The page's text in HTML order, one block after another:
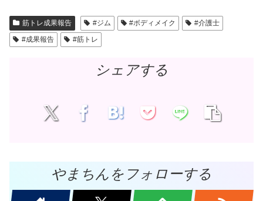
筋トレ成果報告 #ジム #ボディメイク
#介護士
#成果報告
#筋トレ
シェアする
やまちんをフォローする